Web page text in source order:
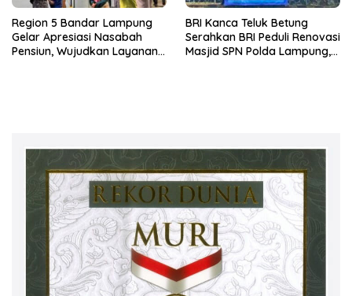
Region 5 Bandar Lampung
Gelar Apresiasi Nasabah
Pensiun, Wujudkan Layanan
BRI Kanca Teluk Betung
Serahkan BRI Peduli Renovasi
Masjid SPN Polda Lampung,